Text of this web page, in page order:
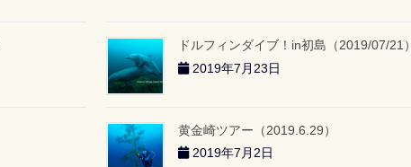
ドルフィンダイブ！in初島（2019/07/21）
2019年7月23日
黄金崎ツアー（2019.6.29）
2019年7月2日